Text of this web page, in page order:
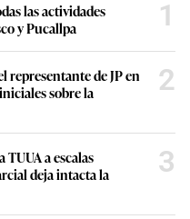
las actividades
y Pucallpa
1
representante de JP en
sobre la
2
a escalas
deja intacta la
3